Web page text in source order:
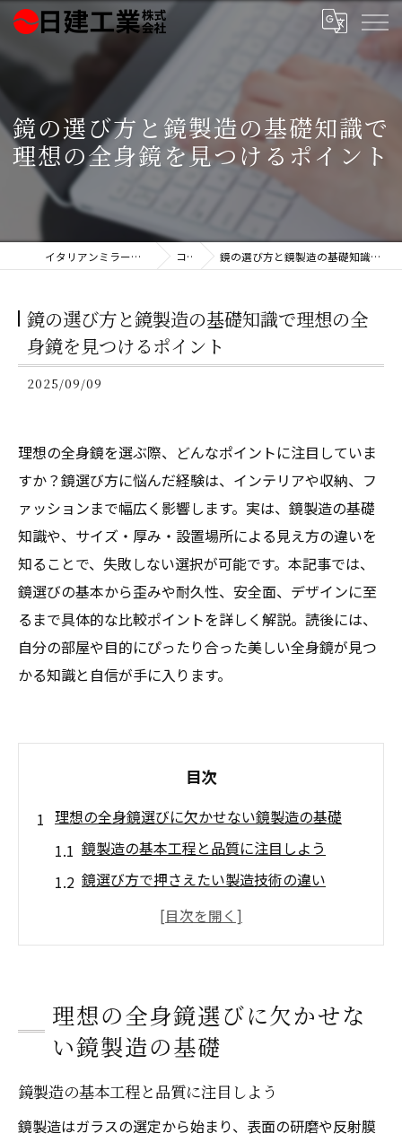
鏡の選び方と鏡製造の基礎知識で
理想の全身鏡を見つけるポイント
イタリアンミラー製造の日建工業株式会社 コラム 鏡の選び方と鏡製造の基礎知識で理想の全身鏡を見つけるポイント
鏡の選び方と鏡製造の基礎知識で理想の全
身鏡を見つけるポイント
2025/09/09
理想の全身鏡を選ぶ際、どんなポイントに注目していま
すか？鏡選び方に悩んだ経験は、インテリアや収納、フ
ァッションまで幅広く影響します。実は、鏡製造の基礎
知識や、サイズ・厚み・設置場所による見え方の違いを
知ることで、失敗しない選択が可能です。本記事では、
鏡選びの基本から歪みや耐久性、安全面、デザインに至
るまで具体的な比較ポイントを詳しく解説。読後には、
自分の部屋や目的にぴったり合った美しい全身鏡が見つ
かる知識と自信が手に入ります。
目次
理想の全身鏡選びに欠かせない鏡製造の基礎
鏡製造の基本工程と品質に注目しよう
鏡選び方で押さえたい製造技術の違い
安い鏡と高い鏡の製造過程を比較解説
正確な鏡を選ぶための製造基準とは
鏡製造の知識が理想の全身鏡選びに役立つ
全身が映る鏡のサイズと厚みの違いを徹底解説
160cmの人に合う鏡サイズの選び方を解説
鏡の厚み3mmと5mmで映りはどう変わ
理想の全身鏡選びに欠かせな
い鏡製造の基礎
鏡製造の基本工程と品質に注目しよう
鏡製造はガラスの選定から始まり、表面の研磨や反射膜